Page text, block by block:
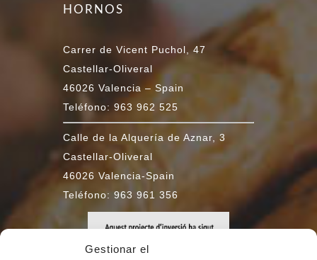
Gestionar el
HORNOS
Carrer de Vicent Puchol, 47
Castellar-Oliveral
46026 Valencia – Spain
Teléfono: 963 962 525
Calle de la Alquería de Aznar, 3
Castellar-Oliveral
46026 Valencia-Spain
Teléfono: 963 961 356